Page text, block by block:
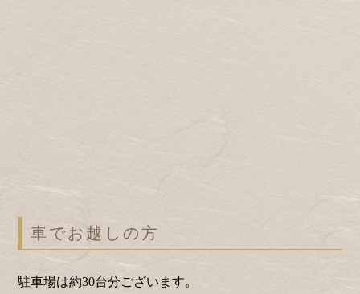
車でお越しの方
駐車場は約30台分ございます。